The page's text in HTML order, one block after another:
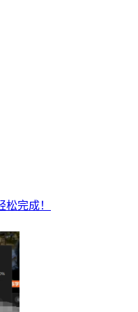
完成！